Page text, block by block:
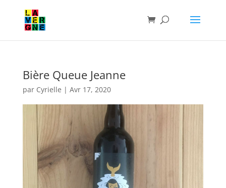
Bière Queue Jeanne
par Cyrielle | Avr 17, 2020